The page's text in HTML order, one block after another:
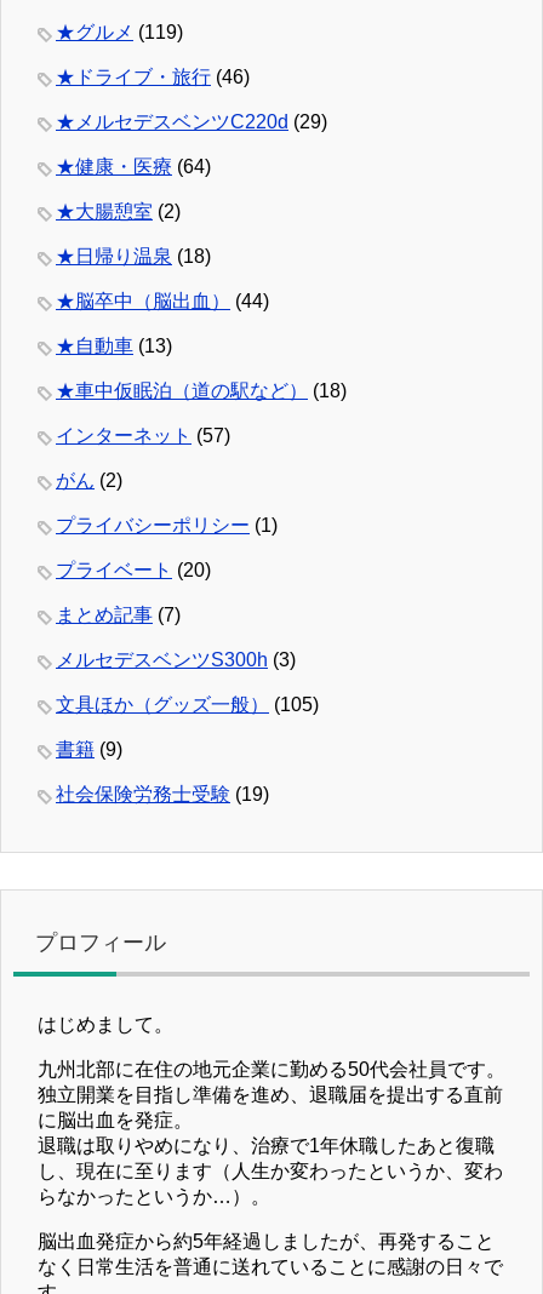
★グルメ (119)
★ドライブ・旅行 (46)
★メルセデスベンツC220d (29)
★健康・医療 (64)
★大腸憩室 (2)
★日帰り温泉 (18)
★脳卒中（脳出血） (44)
★自動車 (13)
★車中仮眠泊（道の駅など） (18)
インターネット (57)
がん (2)
プライバシーポリシー (1)
プライベート (20)
まとめ記事 (7)
メルセデスベンツS300h (3)
文具ほか（グッズ一般） (105)
書籍 (9)
社会保険労務士受験 (19)
プロフィール
はじめまして。
九州北部に在住の地元企業に勤める50代会社員です。
独立開業を目指し準備を進め、退職届を提出する直前
に脳出血を発症。
退職は取りやめになり、治療で1年休職したあと復職
し、現在に至ります（人生か変わったというか、変わ
らなかったというか…）。
脳出血発症から約5年経過しましたが、再発すること
なく日常生活を普通に送れていることに感謝の日々で